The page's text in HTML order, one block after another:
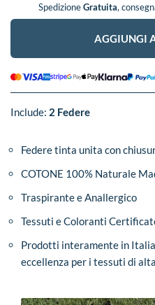
SpedizioneGratuita,
AGGIUNGI
Include: 2 Federe
Federe tinta unita con
COTONE 100% Naturale
Traspirante e Anallergico
Tessuti e Coloranti
Prodotti interamente in Italia
eccellenza per i tessuti di